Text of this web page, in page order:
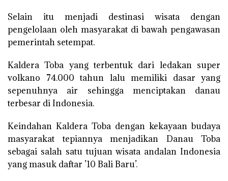
Selain itu menjadi destinasi wisata dengan
pengelolaan oleh masyarakat di bawah pengawasan
pemerintah setempat.
Kaldera Toba yang terbentuk dari ledakan super
volkano 74.000 tahun lalu memiliki dasar yang
sepenuhnya air sehingga menciptakan danau
terbesar di Indonesia.
Keindahan Kaldera Toba dengan kekayaan budaya
masyarakat tepiannya menjadikan Danau Toba
sebagai salah satu tujuan wisata andalan Indonesia
yang masuk daftar ’10 Bali Baru’.